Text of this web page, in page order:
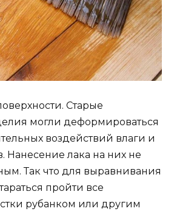
Старые
могли деформироваться
воздействий влаги и
Нанесение лака на них не
Так что для выравнивания
пройти все
рубанком или другим